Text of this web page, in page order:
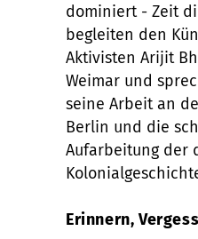
dominiert - Zeit
begleiten den
Aktivisten Arijit
Weimar und
seine Arbeit an
Berlin und die
Aufarbeitung der
Erinnern,